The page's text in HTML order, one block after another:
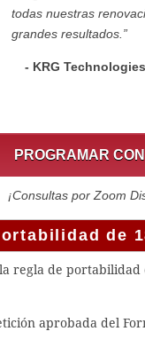
todas nuestras
grandes resultados.”
- KRG
PROGRAMAR
¡Consultas por Zoom
de
regla de
aprobada del